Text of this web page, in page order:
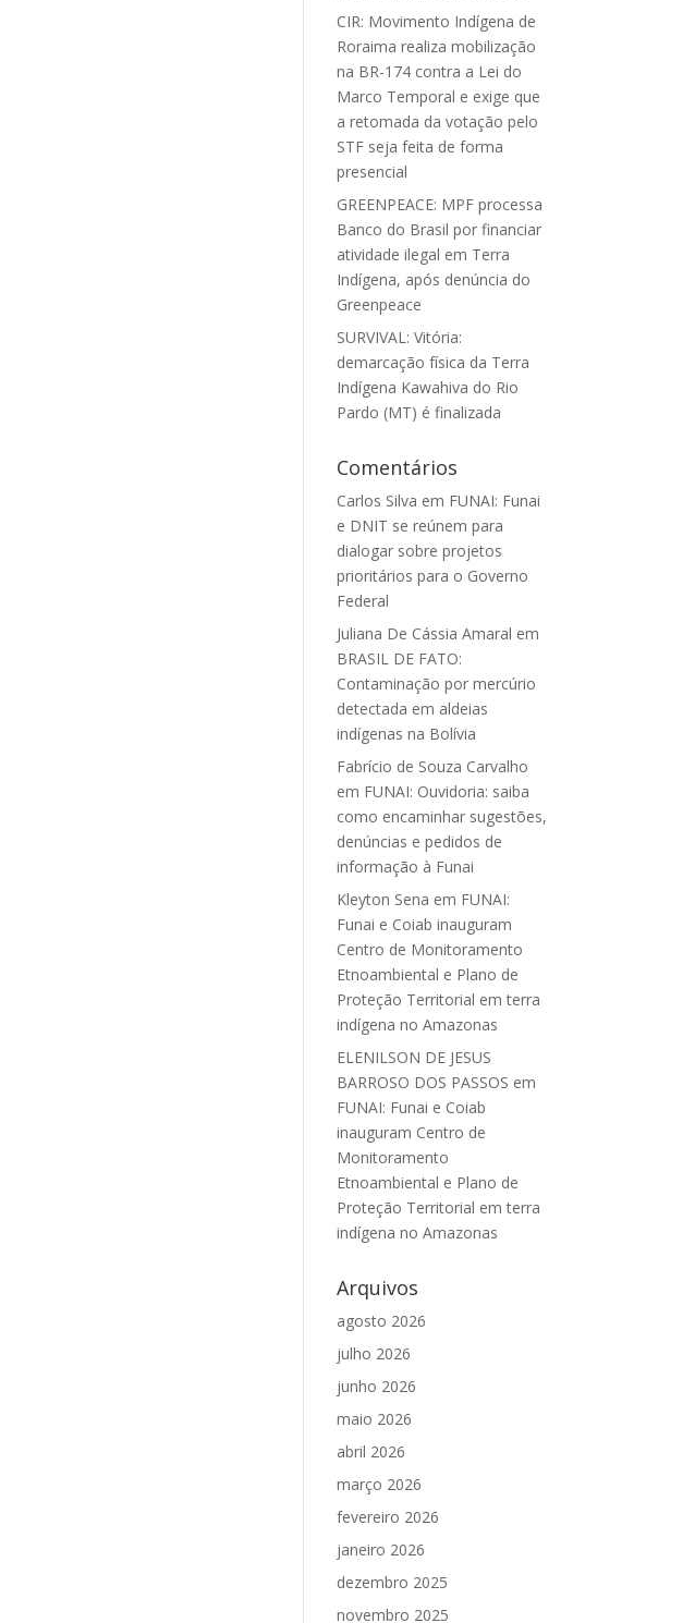
CIR: Movimento Indígena de
Roraima realiza mobilização
na BR-174 contra a Lei do
Marco Temporal e exige que
a retomada da votação pelo
STF seja feita de forma
presencial
GREENPEACE: MPF processa
Banco do Brasil por financiar
atividade ilegal em Terra
Indígena, após denúncia do
Greenpeace
SURVIVAL: Vitória:
demarcação física da Terra
Indígena Kawahiva do Rio
Pardo (MT) é finalizada
Comentários
Carlos Silva em FUNAI: Funai
e DNIT se reúnem para
dialogar sobre projetos
prioritários para o Governo
Federal
Juliana De Cássia Amaral em
BRASIL DE FATO:
Contaminação por mercúrio
detectada em aldeias
indígenas na Bolívia
Fabrício de Souza Carvalho
em FUNAI: Ouvidoria: saiba
como encaminhar sugestões,
denúncias e pedidos de
informação à Funai
Kleyton Sena em FUNAI:
Funai e Coiab inauguram
Centro de Monitoramento
Etnoambiental e Plano de
Proteção Territorial em terra
indígena no Amazonas
ELENILSON DE JESUS
BARROSO DOS PASSOS em
FUNAI: Funai e Coiab
inauguram Centro de
Monitoramento
Etnoambiental e Plano de
Proteção Territorial em terra
indígena no Amazonas
Arquivos
agosto 2026
julho 2026
junho 2026
maio 2026
abril 2026
março 2026
fevereiro 2026
janeiro 2026
dezembro 2025
novembro 2025